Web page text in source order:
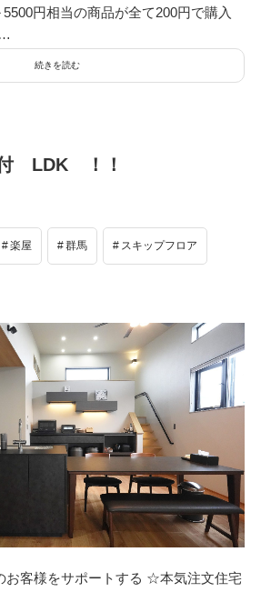
円相当の商品が全て200円で購入
続きを読む
付 LDK ！！
楽屋 群馬 スキップフロア
お客様をサポートする ☆本気注文住宅